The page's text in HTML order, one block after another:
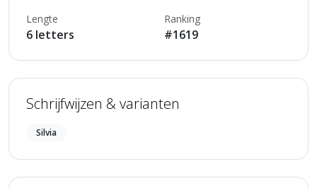
Lengte
6 letters
Ranking
#1619
Schrijfwijzen & varianten
Silvia